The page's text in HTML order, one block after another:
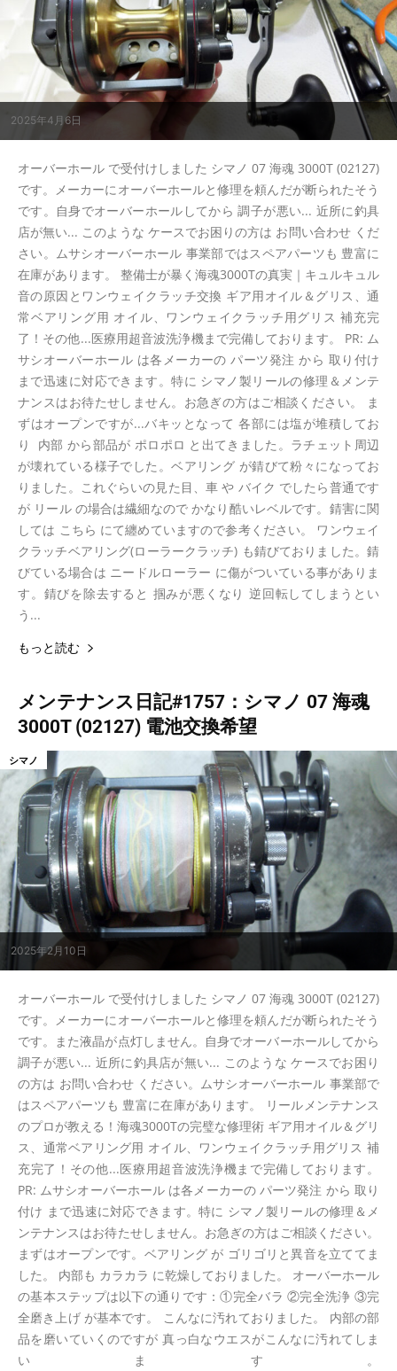
2025年4月6日
オーバーホール で受付けしました シマノ 07 海魂 3000T (02127)
です。メーカーにオーバーホールと修理を頼んだが断られたそう
です。自身でオーバーホールしてから 調子が悪い... 近所に釣具
店が無い... このような ケースでお困りの方は お問い合わせ くだ
さい。ムサシオーバーホール 事業部ではスペアパーツも 豊富に
在庫があります。 整備士が暴く海魂3000Tの真実｜キュルキュル
音の原因とワンウェイクラッチ交換 ギア用オイル＆グリス、通
常ベアリング用 オイル、ワンウェイクラッチ用グリス 補充完
了！その他...医療用超音波洗浄機まで完備しております。 PR: ム
サシオーバーホール は各メーカーの パーツ発注 から 取り付け
まで迅速に対応できます。特に シマノ製リールの修理＆メンテ
ナンスはお待たせしません。お急ぎの方はご相談ください。 ま
ずはオープンですが...バキッとなって 各部には塩が堆積してお
り 内部 から部品が ポロポロ と出てきました。ラチェット周辺
が壊れている様子でした。ベアリング が錆びて粉々になってお
りました。これぐらいの見た目、車 や バイク でしたら普通です
が リール の場合は繊細なので かなり酷いレベルです。錆害に関
しては こちら にて纏めていますので参考ください。 ワンウェイ
クラッチベアリング(ローラークラッチ) も錆びておりました。錆
びている場合は ニードルローラー に傷がついている事がありま
す。錆びを除去すると 掴みが悪くなり 逆回転してしまうとい
う...
もっと読む
メンテナンス日記#1757：シマノ 07 海魂
3000T (02127) 電池交換希望
2025年2月10日
シマノ
オーバーホール で受付けしました シマノ 07 海魂 3000T (02127)
です。メーカーにオーバーホールと修理を頼んだが断られたそう
です。また液晶が点灯しません。自身でオーバーホールしてから
調子が悪い... 近所に釣具店が無い... このような ケースでお困り
の方は お問い合わせ ください。ムサシオーバーホール 事業部で
はスペアパーツも 豊富に在庫があります。 リールメンテナンス
のプロが教える！海魂3000Tの完璧な修理術 ギア用オイル＆グリ
ス、通常ベアリング用 オイル、ワンウェイクラッチ用グリス 補
充完了！その他...医療用超音波洗浄機まで完備しております。
PR: ムサシオーバーホール は各メーカーの パーツ発注 から 取り
付け まで迅速に対応できます。特に シマノ製リールの修理＆メ
ンテナンスはお待たせしません。お急ぎの方はご相談ください。
まずはオープンです。ベアリング が ゴリゴリと異音を立ててま
した。 内部も カラカラ に乾燥しておりました。 オーバーホール
の基本ステップは以下の通りです：①完全バラ ②完全洗浄 ③完
全磨き上げ が基本です。 こんなに汚れておりました。 内部の部
品を磨いていくのですが 真っ白なウエスがこんなに汚れてしま
います。